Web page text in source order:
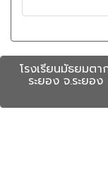
โรงเรียนมัธยมต
ระยอง จ.ระยอ